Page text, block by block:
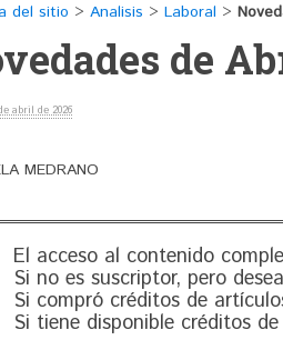
del sitio > Analisis > Laboral >
de
abril de 2026
MEDRANO
El acceso al contenido
Si no es suscriptor, pero
Si compró créditos de
Si tiene disponible créditos